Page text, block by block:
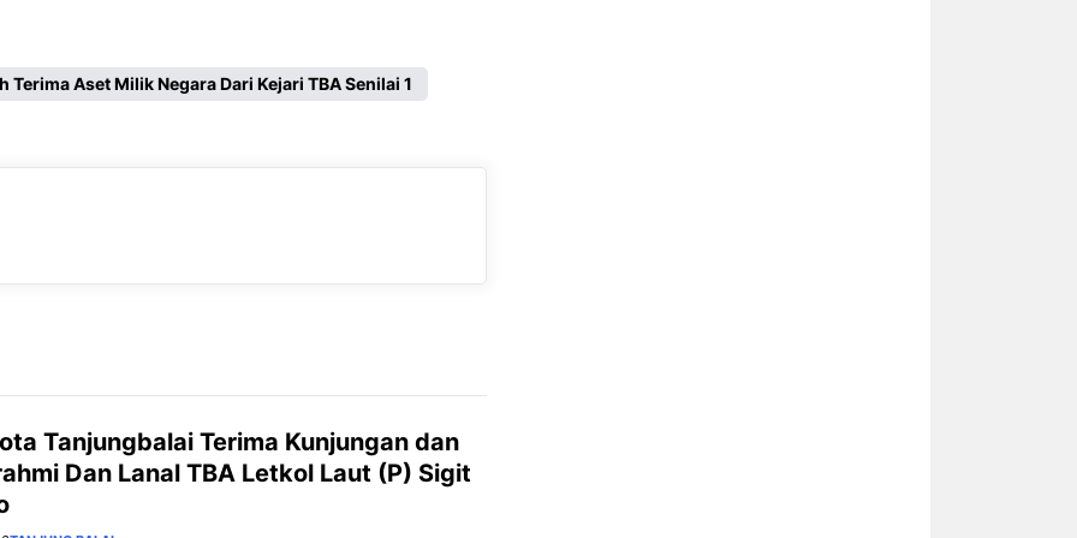
Terima Aset Milik Negara Dari Kejari TBA Senilai 1
Tanjungbalai Terima Kunjungan dan
Dan Lanal TBA Letkol Laut (P) Sigit